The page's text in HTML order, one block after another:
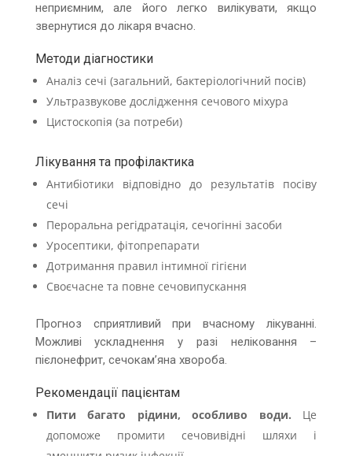
неприємним, але його легко вилікувати, якщо
звернутися до лікаря вчасно.
Методи діагностики
Аналіз сечі (загальний, бактеріологічний посів)
Ультразвукове дослідження сечового міхура
Цистоскопія (за потреби)
Лікування та профілактика
Антибіотики відповідно до результатів посіву
сечі
Пероральна регідратація, сечогінні засоби
Уросептики, фітопрепарати
Дотримання правил інтимної гігієни
Своєчасне та повне сечовипускання
Прогноз сприятливий при вчасному лікуванні.
Можливі ускладнення у разі неліковання –
пієлонефрит, сечокам’яна хвороба.
Рекомендації пацієнтам
Пити багато рідини, особливо води. Це
допоможе промити сечовивідні шляхи і